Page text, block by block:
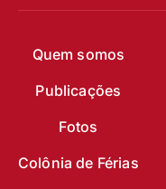
Quem somos
Publicações
Fotos
Colônia de Férias